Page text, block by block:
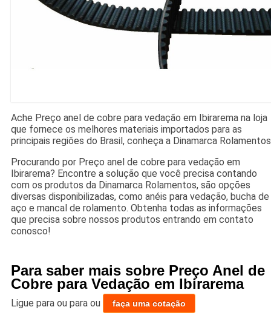
Ache Preço anel de cobre para vedação em Ibirarema na loja
que fornece os melhores materiais importados para as
principais regiões do Brasil, conheça a Dinamarca
Procurando por Preço anel de cobre para vedação em
Ibirarema? Encontre a solução que você precisa contando
com os produtos da Dinamarca Rolamentos, são opções
diversas disponibilizadas, como anéis para vedação, bucha de
aço e mancal de rolamento. Obtenha todas as informações
que precisa sobre nossos produtos entrando em contato
conosco!
Para saber mais sobre Preço Anel de
Cobre para Vedação em Ibirarema
Ligue para ou para ou faça uma cotação